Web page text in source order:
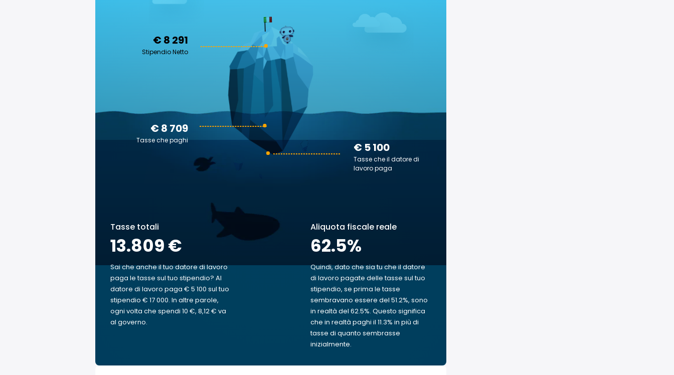
€ 8 291
Stipendio Netto
€ 5 100
Tasse che il datore di
lavoro paga
€ 8 709
Tasse che paghi
Tasse totali
13.809 €
Sai che anche il tuo datore di lavoro
paga le tasse sul tuo stipendio? Al
datore di lavoro paga € 5 100 sul tuo
stipendio € 17 000. In altre parole,
ogni volta che spendi 10 €, 8,12 € va
al governo.
Aliquota fiscale reale
62.5%
Quindi, dato che sia tu che il datore
di lavoro pagate delle tasse sul tuo
stipendio, se prima le tasse
sembravano essere del 51.2%, sono
in realtà del 62.5%. Questo significa
che in realtà paghi il 11.3% in più di
tasse di quanto sembrasse
inizialmente.